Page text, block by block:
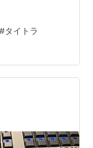
いつもかっこ
受けて正面か
の心意
いい先輩後輩関
#タイトラ